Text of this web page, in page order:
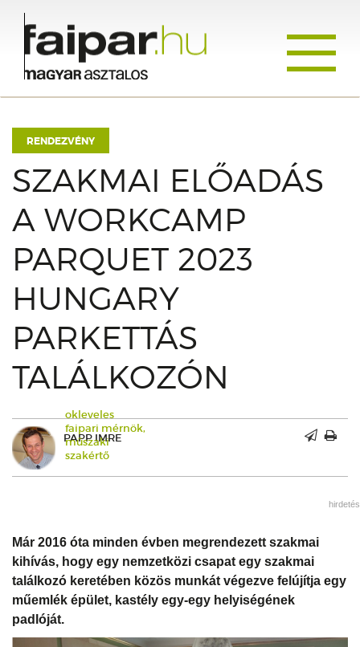
RENDEZVÉNY
SZAKMAI ELŐADÁS
A WORKCAMP
PARQUET 2023
HUNGARY
PARKETTÁS
TALÁLKOZÓN
PAPP IMRE
okleveles
faipari mérnök,
műszaki
szakértő
hirdetés
Már 2016 óta minden évben megrendezett szakmai
kihívás, hogy egy nemzetközi csapat egy szakmai
találkozó keretében közös munkát végezve felújítja egy
műemlék épület, kastély egy-egy helyiségének
padlóját.